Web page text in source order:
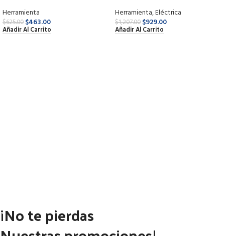
Herramienta
$625.00 $463.00
Añadir Al Carrito
Herramienta,Eléctrica
$1,207.00 $929.00
Añadir Al Carrito
¡No te pierdas